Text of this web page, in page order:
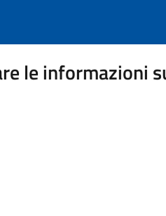
le informazioni